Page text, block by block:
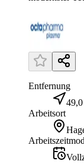
Entfernung
Arbeitsort